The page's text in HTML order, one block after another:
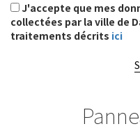
J'accepte que mes
collectées par la ville de
traitements décrits ici